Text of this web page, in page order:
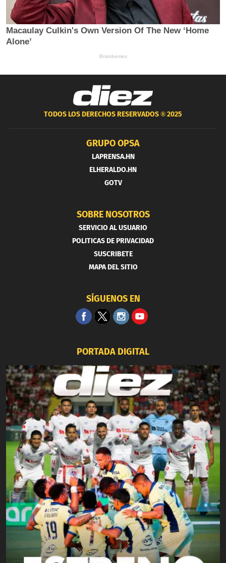
TODOS LOS DERECHOS RESERVADOS ®2025
GRUPO OPSA
LAPRENSA.HN
ELHERALDO.HN
GOTV
SOBRE NOSOTROS
SERVICIO AL USUARIO
POLITICAS DE PRIVACIDAD
SUSCRIBETE
MAPA DEL SITIO
SÍGUENOS EN
PORTADA DIGITAL